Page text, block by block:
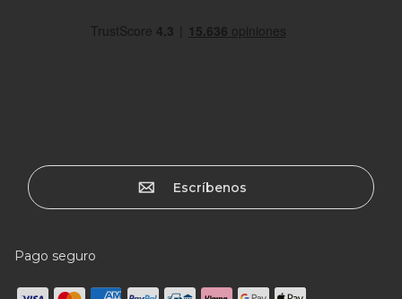
Escríbenos
Pago seguro